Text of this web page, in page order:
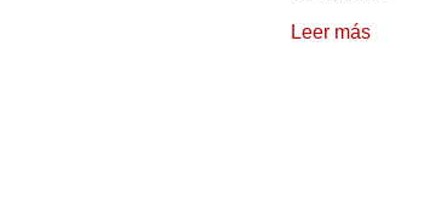
Leer más